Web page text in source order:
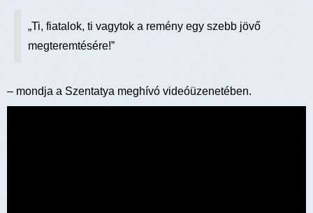
„Ti, fiatalok, ti vagytok a remény egy szebb jövő
megteremtésére!”
– mondja a Szentatya meghívó videóüzenetében.